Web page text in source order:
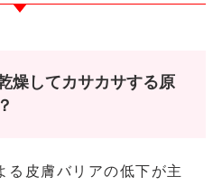
燥してカサカサする原
る皮膚バリアの低下が主